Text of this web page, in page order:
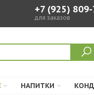
+7 (925)
для заказов
НАПИТКИ